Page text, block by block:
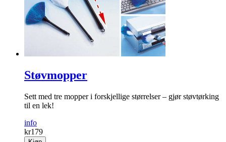
Støvmopper
Sett med tre mopper i forskjellige størrelser – gjør støvtørking
til en lek!
info
kr179